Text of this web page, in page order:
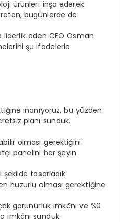
ürünleri inşa ederek
bugünlerde de
liderlik eden CEO Osman
şu ifadelerle
inanıyoruz, bu yüzden
planı sunduk.
olması gerektiğini
panelini her şeyin
tasarladık.
huzurlu olması gerektiğine
görünürlük imkânı ve %0
imkânı sunduk.